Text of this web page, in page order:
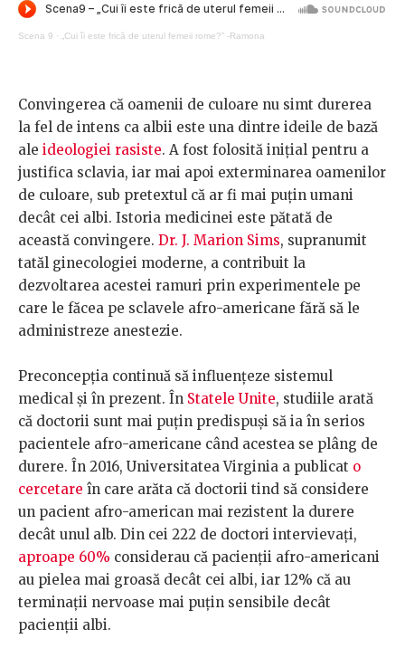
Scena 9 · „Cui îi este frică de uterul femeii rome?” -Ramona
Convingerea că oamenii de culoare nu simt durerea
la fel de intens ca albii este una dintre ideile de bază
ale ideologiei rasiste. A fost folosită inițial pentru a
justifica sclavia, iar mai apoi exterminarea oamenilor
de culoare, sub pretextul că ar fi mai puțin umani
decât cei albi. Istoria medicinei este pătată de
această convingere. Dr. J. Marion Sims, supranumit
tatăl ginecologiei moderne, a contribuit la
dezvoltarea acestei ramuri prin experimentele pe
care le făcea pe sclavele afro-americane fără să le
administreze anestezie.
Preconcepția continuă să influențeze sistemul
medical și în prezent. În Statele Unite, studiile arată
că doctorii sunt mai puțin predispuși să ia în serios
pacientele afro-americane când acestea se plâng de
durere. În 2016, Universitatea Virginia a publicat o
cercetare în care arăta că doctorii tind să considere
un pacient afro-american mai rezistent la durere
decât unul alb. Din cei 222 de doctori intervievați,
aproape 60% considerau că pacienții afro-americani
au pielea mai groasă decât cei albi, iar 12% că au
terminații nervoase mai puțin sensibile decât
pacienții albi.